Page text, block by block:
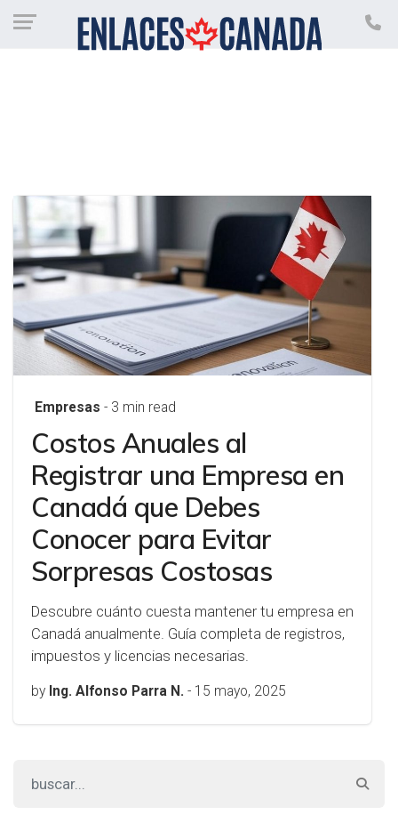
Empresas - 3 min read
Costos Anuales al
Registrar una Empresa en
Canadá que Debes
Conocer para Evitar
Sorpresas Costosas
Descubre cuánto cuesta mantener tu empresa en
Canadá anualmente. Guía completa de registros,
impuestos y licencias necesarias.
by Ing. Alfonso Parra N. - 15 mayo, 2025